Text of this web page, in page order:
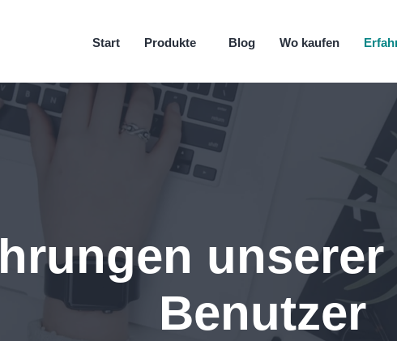
Start Produkte Blog Wo kaufen
Benutzer